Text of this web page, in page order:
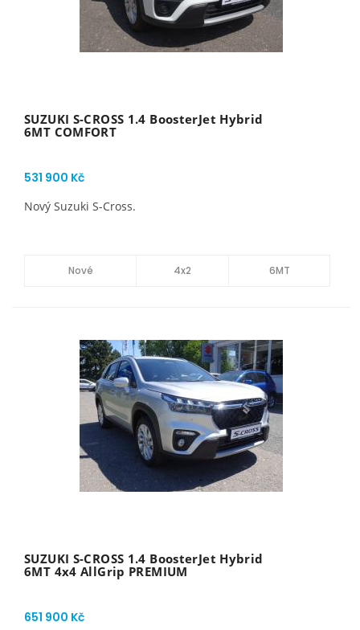
SUZUKI S-CROSS 1.4 BoosterJet Hybrid
6MT COMFORT
531 900 Kč
Nový Suzuki S-Cross.
Nové 4x2 6MT
SUZUKI S-CROSS 1.4 BoosterJet Hybrid
6MT 4x4 AllGrip PREMIUM
651 900 Kč